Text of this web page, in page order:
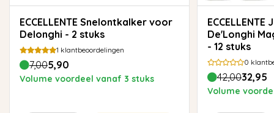
ECCELLENTE Snelontkalker voor
Delonghi - 2 stuks
1 klantbeoordelingen
7,005,90
Volume voordeel vanaf 3 stuks
ECCELLENTE Jaarvoorraad
De'Longhi
- 12 stuks
0
42,0032,95
Volume